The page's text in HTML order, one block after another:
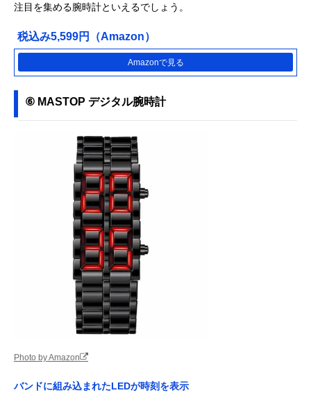
注目を集める腕時計といえるでしょう。
税込み5,599円（Amazon）
Amazonで見る
⑥ MASTOP デジタル腕時計
Photo by Amazon
バンドに組み込まれたLEDが時刻を表示